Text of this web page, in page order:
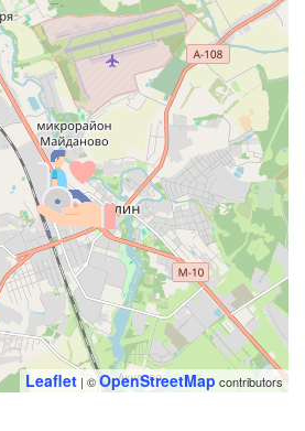
Leaflet | ©OpenStreetMap contributors